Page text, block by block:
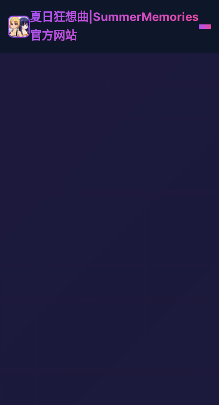
夏日狂想曲|SummerMemories
官方网站